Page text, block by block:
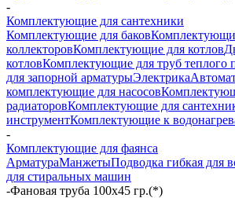
-
Комплектующие для сантехники
Комплектующие для баков
коллекторовКомплектующие для котлов
котловКомплектующие для труб теплого
для запорной арматурыЭлектрика
комплектующие для насосов
радиаторовКомплектующие для
инструментКомплектующие к
-
Комплектующие для фаянса
АрматураМанжетыПодводка гибкая для
для стиральных машин
-Фановая труба 100х45 гр.(*)